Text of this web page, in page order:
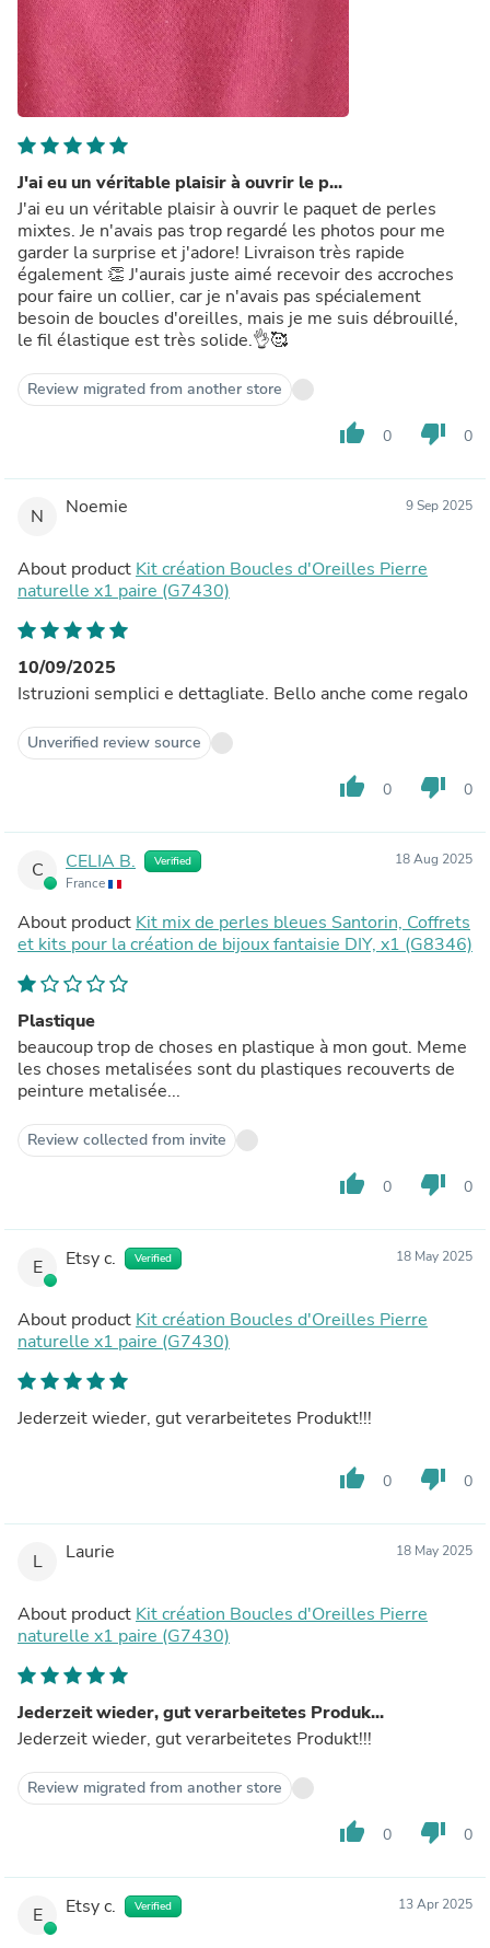
J'ai eu un véritable plaisir à ouvrir le p...
J'ai eu un véritable plaisir à ouvrir le paquet de perles
mixtes. Je n'avais pas trop regardé les photos pour me
garder la surprise et j'adore! Livraison très rapide
également 👏 J'aurais juste aimé recevoir des accroches
pour faire un collier, car je n'avais pas spécialement
besoin de boucles d'oreilles, mais je me suis débrouillé,
le fil élastique est très solide.👌🥰
Review migrated from another store
thumb_up 0 thumb_down 0
N Noemie 9 Sep 2025
About product Kit création Boucles d'Oreilles Pierre
naturelle x1 paire (G7430)
10/09/2025
Istruzioni semplici e dettagliate. Bello anche come regalo
Unverified review source
thumb_up 0 thumb_down 0
C CELIA B. Verified
France
18 Aug 2025
About product Kit mix de perles bleues Santorin, Coffrets
et kits pour la création de bijoux fantaisie DIY, x1 (G8346)
Plastique
beaucoup trop de choses en plastique à mon gout. Meme
les choses metalisées sont du plastiques recouverts de
peinture metalisée...
Review collected from invite
thumb_up 0 thumb_down 0
E Etsy c. Verified 18 May 2025
About product Kit création Boucles d'Oreilles Pierre
naturelle x1 paire (G7430)
Jederzeit wieder, gut verarbeitetes Produkt!!!
thumb_up 0 thumb_down 0
L Laurie 18 May 2025
About product Kit création Boucles d'Oreilles Pierre
naturelle x1 paire (G7430)
Jederzeit wieder, gut verarbeitetes Produk...
Jederzeit wieder, gut verarbeitetes Produkt!!!
Review migrated from another store
thumb_up 0 thumb_down 0
E Etsy c. Verified 13 Apr 2025